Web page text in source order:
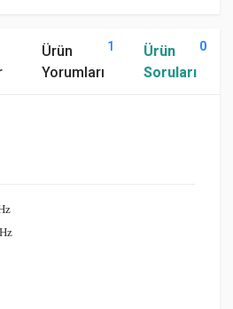
Ürün
Yorumları
1
Ürün
Soruları
0